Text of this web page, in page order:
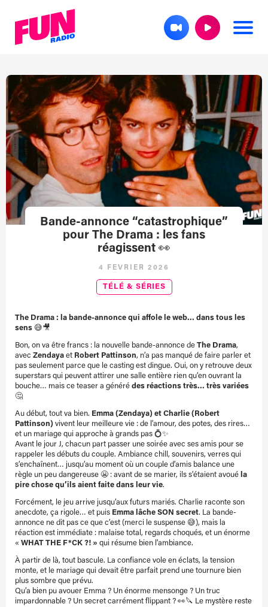
Bande-annonce “catastrophique”
pour The Drama : les fans
réagissent 👀
4 FÉVRIER 2026
TÉLÉ & SÉRIES
The Drama : la bande-annonce qui affole le web… dans tous les
sens 😅🎥
Bon, on va être francs : la nouvelle bande-annonce de The Drama,
avec Zendaya et Robert Pattinson, n’a pas manqué de faire parler et
pas seulement parce que le casting est dingue. Oui, on y retrouve deux
superstars qui peuvent attirer une salle entière rien qu’en ouvrant la
bouche… mais ce teaser a généré des réactions très… très variées
🤔
Au début, tout va bien. Emma (Zendaya) et Charlie (Robert
Pattinson) vivent leur meilleure vie : de l’amour, des potes, des rires…
et un mariage qui approche à grands pas 💍✨
Avant le jour J, chacun part passer une soirée avec ses amis pour se
rappeler les débuts du couple. Ambiance chill, souvenirs, verres qui
s’enchaînent… jusqu’au moment où un couple d’amis balance une
règle un peu dangereuse 😬 : avant de se marier, ils s’étaient avoué la
pire chose qu’ils aient faite dans leur vie.
Forcément, le jeu arrive jusqu’aux futurs mariés. Charlie raconte son
anecdote, ça rigole… et puis Emma lâche SON secret. La bande-
annonce ne dit pas ce que c’est (merci le suspense 😅), mais la
réaction est immédiate : malaise total, regards choqués, et un énorme
« WHAT THE F*CK ?! » qui résume bien l’ambiance.
À partir de là, tout bascule. La confiance vole en éclats, la tension
monte, et le mariage qui devait être parfait prend une tournure bien
plus sombre que prévu.
Qu’a bien pu avouer Emma ? Un énorme mensonge ? Un truc
impardonnable ? Un secret carrément flippant ? 👀🔪 Le mystère reste